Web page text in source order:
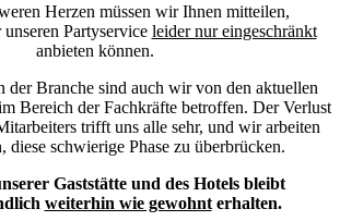
Herzen müssen wir Ihnen mitteilen,
Partyservice leider nur eingeschränkt
anbieten können.
der Branche sind auch wir von den aktuellen
Bereich der Fachkräfte betroffen. Der Verlust
trifft uns alle sehr, und wir arbeiten
diese schwierige Phase zu überbrücken.
Gaststätte und des Hotels bleibt
weiterhin wie gewohnterhalten.